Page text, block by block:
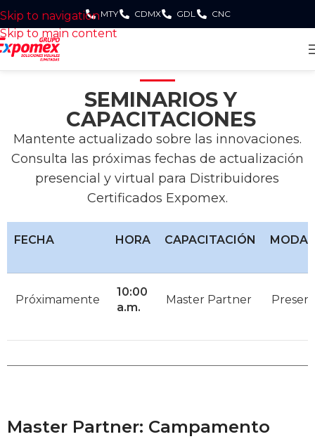
Skip to navigation
Skip to main content
MTY CDMX GDL CNC
SEMINARIOS Y
CAPACITACIONES
Mantente actualizado sobre las innovaciones.
Consulta las próximas fechas de actualización
presencial y virtual para Distribuidores
Certificados Expomex.
FECHA HORA CAPACITACIÓN
Próximamente
10:00
a.m.
Master Partner
Master Partner: Campamento